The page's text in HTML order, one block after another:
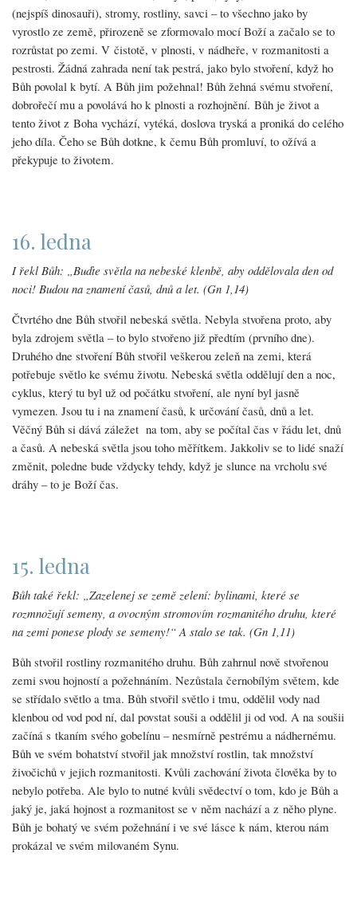
(nejspíš dinosauři), stromy, rostliny, savci – to všechno jako by
vyrostlo ze země, přirozeně se zformovalo mocí Boží a začalo se to
rozrůstat po zemi. V čistotě, v plnosti, v nádheře, v rozmanitosti a
pestrosti. Žádná zahrada není tak pestrá, jako bylo stvoření, když ho
Bůh povolal k bytí. A Bůh jim požehnal! Bůh žehná svému stvoření,
dobrořečí mu a povolává ho k plnosti a rozhojnění. Bůh je život a
tento život z Boha vychází, vytéká, doslova tryská a proniká do celého
jeho díla. Čeho se Bůh dotkne, k čemu Bůh promluví, to ožívá a
překypuje to životem.
16. ledna
I řekl Bůh: „Buďte světla na nebeské klenbě, aby oddělovala den od
noci! Budou na znamení časů, dnů a let. (Gn 1,14)
Čtvrtého dne Bůh stvořil nebeská světla. Nebyla stvořena proto, aby
byla zdrojem světla – to bylo stvořeno již předtím (prvního dne).
Druhého dne stvoření Bůh stvořil veškerou zeleň na zemi, která
potřebuje světlo ke svému životu. Nebeská světla oddělují den a noc,
cyklus, který tu byl už od počátku stvoření, ale nyní byl jasně
vymezen. Jsou tu i na znamení časů, k určování časů, dnů a let.
Věčný Bůh si dává záležet na tom, aby se počítal čas v řádu let, dnů
a časů. A nebeská světla jsou toho měřítkem. Jakkoliv se to lidé snaží
změnit, poledne bude vždycky tehdy, když je slunce na vrcholu své
dráhy – to je Boží čas.
15. ledna
Bůh také řekl: „Zazelenej se země zelení: bylinami, které se
rozmnožují semeny, a ovocným stromovím rozmanitého druhu, které
na zemi ponese plody se semeny!“ A stalo se tak. (Gn 1,11)
Bůh stvořil rostliny rozmanitého druhu. Bůh zahrnul nově stvořenou
zemi svou hojností a požehnáním. Nezůstala černobílým světem, kde
se střídalo světlo a tma. Bůh stvořil světlo i tmu, oddělil vody nad
klenbou od vod pod ní, dal povstat souši a oddělil ji od vod. A na soušii
začíná s tkaním svého gobelínu – nesmírně pestrému a nádhernému.
Bůh ve svém bohatství stvořil jak množství rostlin, tak množství
živočichů v jejich rozmanitosti. Kvůli zachování života člověka by to
nebylo potřeba. Ale bylo to nutné kvůli svědectví o tom, kdo je Bůh a
jaký je, jaká hojnost a rozmanitost se v něm nachází a z něho plyne.
Bůh je bohatý ve svém požehnání i ve své lásce k nám, kterou nám
prokázal ve svém milovaném Synu.